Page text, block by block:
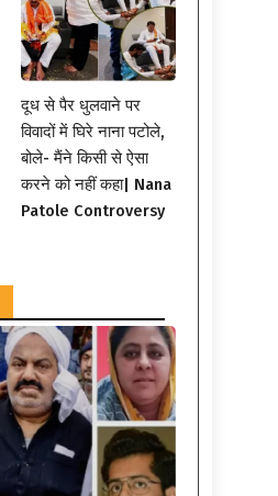
दूध से पैर धुलवाने पर
विवादों में घिरे नाना पटोले,
बोले- मैंने किसी से ऐसा
करने को नहीं कहा| Nana
Patole Controversy